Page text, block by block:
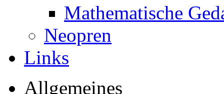
Mathematische
Neopren
Links
Allgemeines